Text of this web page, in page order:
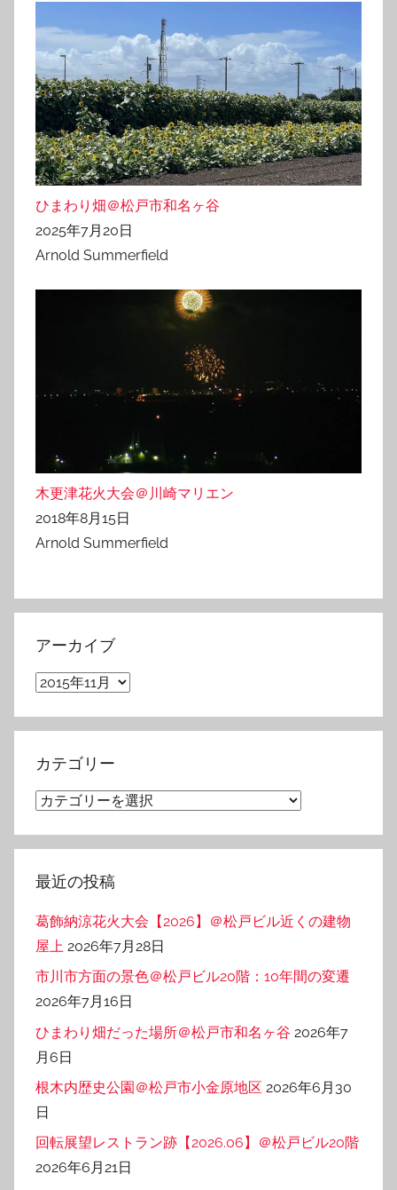
ひまわり畑＠松戸市和名ヶ谷
2025年7月20日
Arnold Summerfield
木更津花火大会＠川崎マリエン
2018年8月15日
Arnold Summerfield
アーカイブ
ア
カ
イ
カテゴリー
カ
ゴ
リ
最近の投稿
葛飾納涼花火大会【2026】＠松戸ビル近くの建物
屋上 2026年7月28日
市川市方面の景色＠松戸ビル20階：10年間の変遷
2026年7月16日
ひまわり畑だった場所＠松戸市和名ヶ谷 2026年7
月6日
根木内歴史公園＠松戸市小金原地区 2026年6月30
日
回転展望レストラン跡【2026.06】＠松戸ビル20階
2026年6月21日